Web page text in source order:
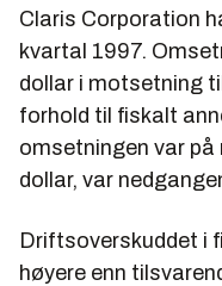
Claris Corporation
kvartal 1997.
dollar i motsetning
forhold til fiskalt
omsetningen var på
dollar, var
Driftsoverskuddet i
høyere enn